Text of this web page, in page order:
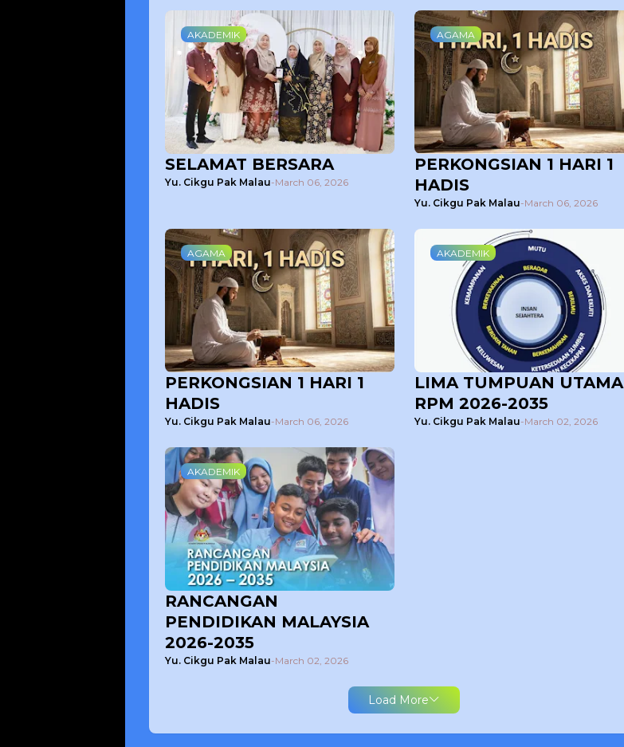
AKADEMIK
SELAMAT BERSARA
Yu. Cikgu Pak Malau-March 06, 2026
AGAMA
PERKONGSIAN 1 HARI 1
HADIS
Yu. Cikgu Pak Malau-March 06, 2026
AGAMA
PERKONGSIAN 1 HARI 1
HADIS
Yu. Cikgu Pak Malau-March 06, 2026
AKADEMIK
LIMA TUMPUAN UTAMA
RPM 2026-2035
Yu. Cikgu Pak Malau-March 02, 2026
AKADEMIK
RANCANGAN
PENDIDIKAN MALAYSIA
2026-2035
Yu. Cikgu Pak Malau-March 02, 2026
Load More